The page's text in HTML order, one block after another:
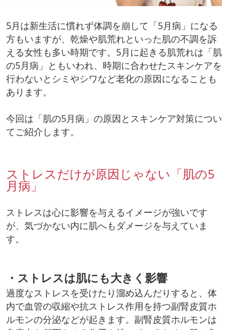
5月は新生活に慣れず体調を崩して「5月病」になる
方もいますが、乾燥や肌荒れといった肌の不調を訴
える女性も多い時期です。5月に起きる肌荒れは「肌
の5月病」ともいわれ、時期に合わせたスキンケアを
行わないとシミやシワなど老化の原因になることも
あります。
今回は「肌の5月病」の原因とスキンケア対策につい
てご紹介します。
ストレスだけが原因じゃない「肌の5
月病」
ストレスは心に影響を与えるイメージが強いです
が、気づかない内に肌へもダメージを与えていま
す。
・ストレスは肌にも大きく影響
過度なストレスを受けたり溜め込んだりすると、体
内で血管の収縮や抗ストレス作用を持つ副腎皮質ホ
ルモンの分泌などが起きます。副腎皮質ホルモンは